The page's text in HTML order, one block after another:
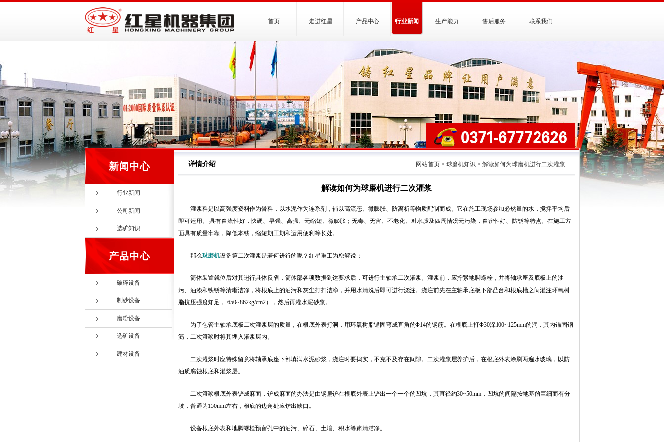
首页 走进红星 产品中心 行业新闻 生产能力 售后服务 联系我们
新闻中心
行业新闻
公司新闻
选矿知识
产品中心
破碎设备
制砂设备
磨粉设备
选矿设备
建材设备
详情介绍 网站首页> 球磨机知识 > 解读如何为球磨机进行二次灌浆
解读如何为球磨机进行二次灌浆
灌浆料是以高强度资料作为骨料，以水泥作为连系剂，辅以高流态、微膨胀、防离析等物质配制而成。它在施工现场参加必然量的水，搅拌平均后
即可运用。 具有自流性好，快硬、早强、高强、无缩短、微膨胀；无毒、无害、不老化、对水质及四周情况无污染，自密性好、防锈等特点。在施工方
面具有质量牢靠，降低本钱，缩短期工期和运用便利等长处。
那么球磨机设备第二次灌浆是若何进行的呢？红星重工为您解说：
筒体装置就位后对其进行具体反省，筒体部各项数据到达要求后，可进行主轴承二次灌浆。灌浆前，应拧紧地脚螺栓，并将轴承座及底板上的油
污、油漆和铁锈等清晰洁净，将根底上的油污和灰尘打扫洁净，并用水清洗后即可进行浇注。浇注前先在主轴承底板下部凸台和根底槽之间灌注环氧树
脂抗压强度知足， 650~862kg/cm2），然后再灌水泥砂浆。
为了包管主轴承底板二次灌浆层的质量，在根底外表打洞，用环氧树脂锚固弯成直角的Φ14的钢筋。在根底上打Φ30深100~125mm的洞，其内锚固钢
筋，二次灌浆时将其埋入灌浆层内。
二次灌浆时应特殊留意将轴承底座下部填满水泥砂浆，浇注时要捣实，不克不及存在间隙。二次灌浆层养护后，在根底外表涂刷两遍水玻璃，以防
油质腐蚀根底和灌浆层。
二次灌浆根底外表铲成麻面，铲成麻面的办法是由钢扁铲在根底外表上铲出一个一个的凹坑，其直径约30~50mm，凹坑的间隔按地基的巨细而有分
歧，普通为150mm左右，根底的边角处应铲出缺口。
设备根底外表和地脚螺栓预留孔中的油污、碎石、土壤、积水等肃清洁净。